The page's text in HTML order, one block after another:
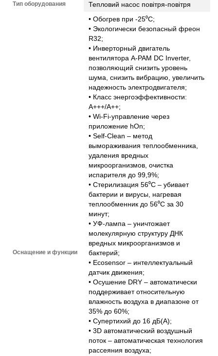
Тип оборудования Тепловий насос повітря-повітря
Оснащение и функции
• Обогрев при -25⁰С;
• Экологически безопасный фреон
R32;
• Инверторный двигатель
вентилятора A-PAM DC Inverter,
позволяющий снизить уровень
шума, снизить вибрацию, увеличить
надежность электродвигателя;
• Класс энергоэффективности:
А+++/А++;
• Wi-Fi-управление через
приложение hOn;
• Self-Сlean – метод
вымораживания теплообменника,
удаления вредных
микроорганизмов, очистка
испарителя до 99,9%;
• Стерилизация 56⁰С – убивает
бактерии и вирусы, нагревая
теплообменник до 56⁰С за 30
минут;
• УФ-лампа – уничтожает
молекулярную структуру ДНК
вредных микроорганизмов и
бактерий;
• Ecosensor – интеллектуальный
датчик движения;
• Осушение DRY – автоматически
поддерживает относительную
влажность воздуха в диапазоне от
35% до 60%;
• Супертихий до 16 дБ(А);
• 3D автоматический воздушный
поток – автоматическая технология
рассеяния воздуха;